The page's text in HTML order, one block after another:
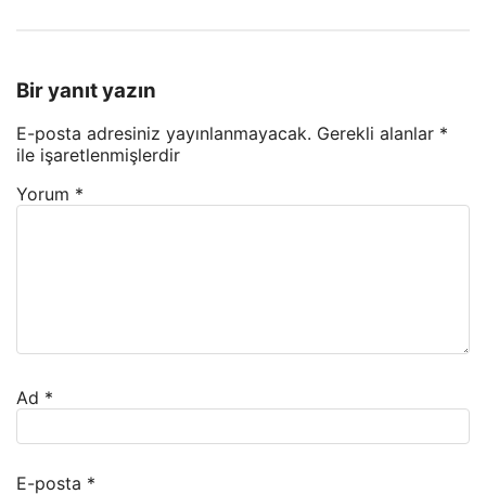
Bir yanıt yazın
E-posta adresiniz yayınlanmayacak. Gerekli alanlar *
ile işaretlenmişlerdir
Yorum *
Ad *
E-posta *